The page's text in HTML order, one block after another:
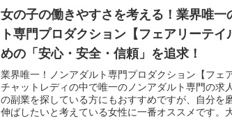
女の子の働きやすさを考える！業界唯一
ト専門プロダクション【フェアリーテイ
めの「安心・安全・信頼」を追求！
業界唯一！ノンアダルト専門プロダクション【フェ
チャットレディの中で唯一のノンアダルト専門の求
の副業を探している方にもおすすめですが、自分を
伸ばしたいと考えている女性に一番オススメです。